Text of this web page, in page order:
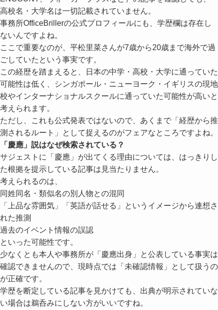
高校名・大学名は一切記載されていません。
事務所OfficeBrillerの公式プロフィールにも、学歴欄は存在し
ないんですよね。
ここで重要なのが、平松里菜さんが7歳から20歳まで海外で過
ごしていたという事実です。
この経歴を踏まえると、日本の中学・高校・大学に通っていた
可能性は低く、シンガポール・ニューヨーク・イギリスの現地
校やインターナショナルスクールに通っていた可能性が高いと
考えられます。
ただし、これも公式発表ではないので、あくまで「経歴から推
測されるルート」として捉えるのがフェアなところですよね。
「慶應」説はなぜ検索されている？
サジェストに「慶應」が出てくる理由については、はっきりし
た根拠を提示している記事は見当たりません。
考えられるのは、
同姓同名・類似名の別人物との混同
「上品な雰囲気」「英語が話せる」というイメージから連想さ
れた推測
過去のイベント情報の誤認
といった可能性です。
少なくとも本人や事務所が「慶應出身」と公表している事実は
確認できませんので、現時点では「未確認情報」として扱うの
が正確です。
学歴を断定している記事を見かけても、出典が明示されていな
い場合は鵜呑みにしない方がいいですね。